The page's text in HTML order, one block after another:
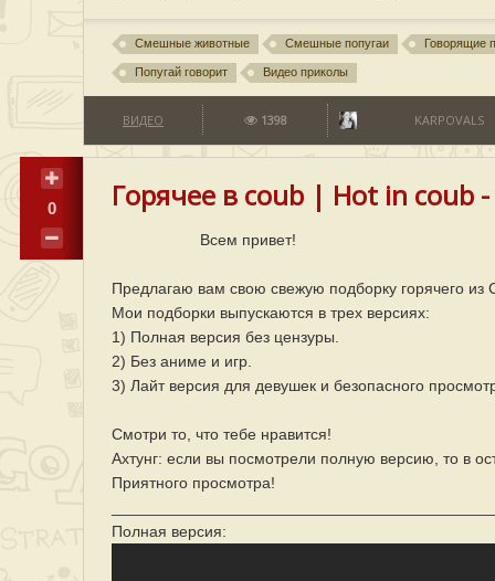
Смешные животные Смешные попугаи Говорящие
Попугай говорит Видео приколы
ВИДЕО 1398 KARPOVALS
0 Горячее в coub | Hot in
Всем привет!
Предлагаю вам свою свежую подборку горячего из
Мои подборки выпускаются в трех версиях:
1) Полная версия без цензуры.
2) Без аниме и игр.
3) Лайт версия для девушек и безопасного
Смотри то, что тебе нравится!
Ахтунг: если вы посмотрели полную версию, то в
Приятного просмотра!
Полная версия: